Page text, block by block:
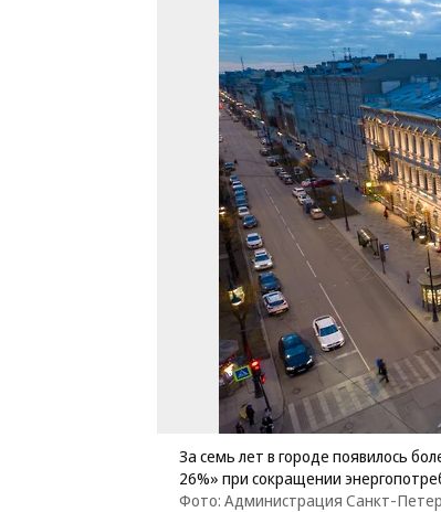
За семь лет в городе появилось
26%» при сокращении
Фото: Администрация Санкт-